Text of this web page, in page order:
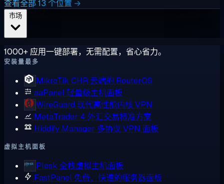
查看全部 13 个位置 →
1000+ 应用一键部署，无需配置，省心省力。
安装量最多
MikroTik CHR 云端的 RouterOS
aaPanel轻量级主机面板
WireGuard 现代高性能内核 VPN
MetaTrader 4 外汇交易标准方案
Hiddify Manager 多协议 VPN 面板
虚拟主机面板
Plesk 全栈虚拟主机面板
FastPanel 免费、快速的服务器面板